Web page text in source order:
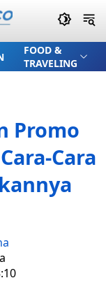
FOOD &
TRAVELING
Promo
Cara